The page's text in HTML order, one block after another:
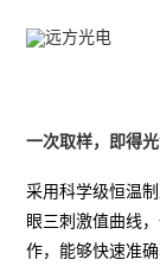
一次取样，即得
采用科学级恒温
眼三刺激值曲线
作，能够快速准